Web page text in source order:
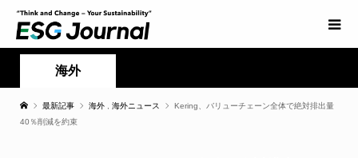
海外
最新記事 海外 海外ニュース
Kering、バリューチェーン全体で絶対排出量
40％削減を約束